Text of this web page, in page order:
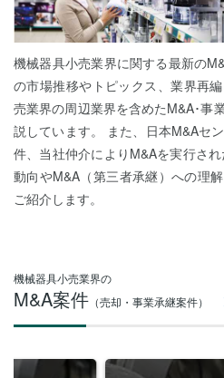
機械器具小売業界に関する最新の
の市場推移やトピックス、業界再
売業界の周辺業界を含めたM&A･事
説しています。 また、日本M&Aセ
件、当社仲介によりM&Aを実行さ
動向やM&A（第三者承継）への理
ご紹介します。
機械器具小売業界の
M&A案件 （売却・事業承継案件）